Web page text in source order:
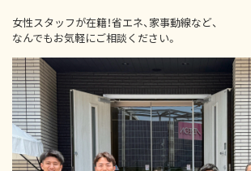
女性スタッフが在籍！省エネ、家事動線など、
なんでもお気軽にご相談ください。